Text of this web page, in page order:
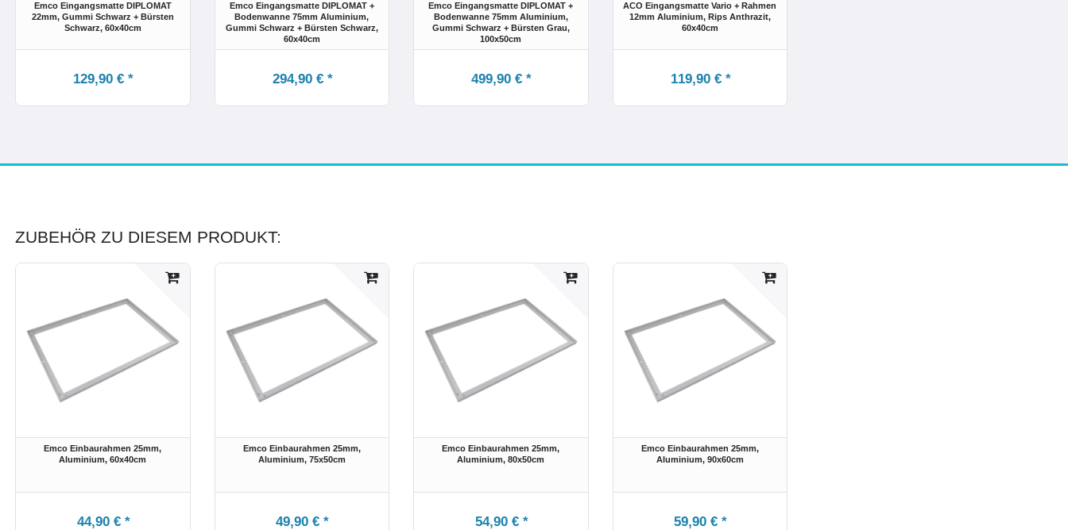
Emco Eingangsmatte DIPLOMAT
22mm, Gummi Schwarz + Bürsten
Schwarz, 60x40cm
129,90 € *
Emco Eingangsmatte DIPLOMAT +
Bodenwanne 75mm Aluminium,
Gummi Schwarz + Bürsten Schwarz,
60x40cm
294,90 € *
Emco Eingangsmatte DIPLOMAT +
Bodenwanne 75mm Aluminium,
Gummi Schwarz + Bürsten Grau,
100x50cm
499,90 € *
ACO Eingangsmatte Vario + Rahmen
12mm Aluminium, Rips Anthrazit,
60x40cm
119,90 € *
ZUBEHÖR ZU DIESEM PRODUKT:
Emco Einbaurahmen 25mm,
Aluminium, 60x40cm
44,90 € *
Emco Einbaurahmen 25mm,
Aluminium, 75x50cm
49,90 € *
Emco Einbaurahmen 25mm,
Aluminium, 80x50cm
54,90 € *
Emco Einbaurahmen 25mm,
Aluminium, 90x60cm
59,90 € *